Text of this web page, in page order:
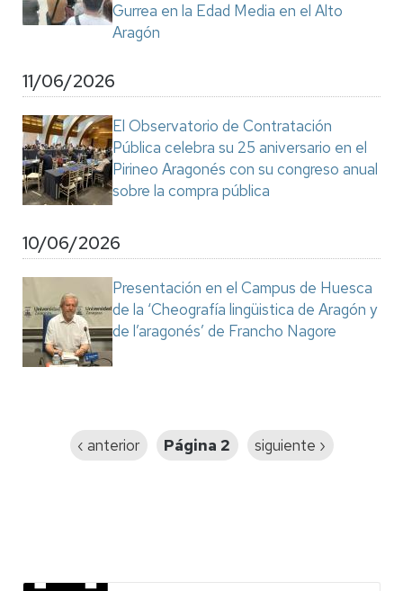
Gurrea en la Edad Media en el Alto
Aragón
11/06/2026
El Observatorio de Contratación
Pública celebra su 25 aniversario en el
Pirineo Aragonés con su congreso anual
sobre la compra pública
10/06/2026
Presentación en el Campus de Huesca
de la ‘Cheografía lingüistica de Aragón y
de l’aragonés’ de Francho Nagore
Página
‹ anterior Página 2
Siguiente
siguiente ›